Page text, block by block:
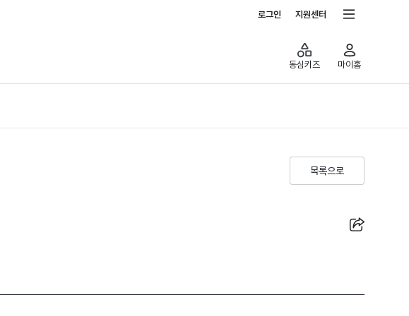
로그인 지원센터
동심키즈 마이홈
목록으로